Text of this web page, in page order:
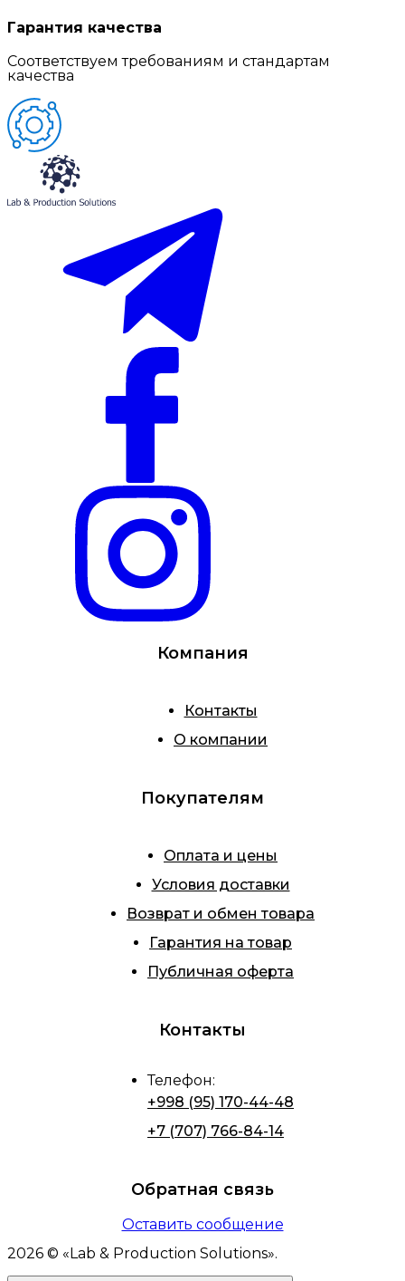
Гарантия качества
Соответствуем требованиям и стандартам
качества
Компания
Контакты
О компании
Покупателям
Оплата и цены
Условия доставки
Возврат и обмен товара
Гарантия на товар
Публичная оферта
Контакты
Телефон:
+998 (95) 170-44-48
+7 (707) 766-84-14
Обратная связь
Оставить сообщение
2026 © « Lab & Production Solutions».